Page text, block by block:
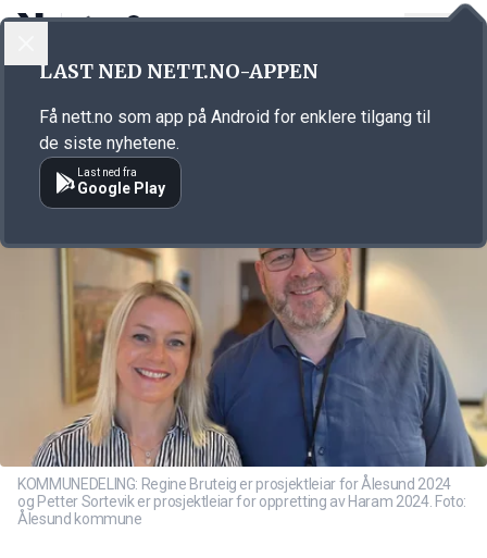
Annonsørinnhold
KOMMUNEDELING: Regine Bruteig er prosjektleiar for Ålesund 2024
og Petter Sortevik er prosjektleiar for oppretting av Haram 2024. Foto:
Ålesund kommune
LAST NED NETT.NO-APPEN
Få nett.no som app på Android for enklere tilgang til
de siste nyhetene.
Last ned fra
Google Play